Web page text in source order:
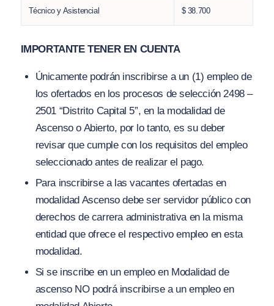
Técnico y Asistencial $ 38.700
IMPORTANTE TENER EN CUENTA
Únicamente podrán inscribirse a un (1) empleo de
los ofertados en los procesos de selección 2498 –
2501 “Distrito Capital 5”, en la modalidad de
Ascenso o Abierto, por lo tanto, es su deber
revisar que cumple con los requisitos del empleo
seleccionado antes de realizar el pago.
Para inscribirse a las vacantes ofertadas en
modalidad Ascenso debe ser servidor público con
derechos de carrera administrativa en la misma
entidad que ofrece el respectivo empleo en esta
modalidad.
Si se inscribe en un empleo en Modalidad de
ascenso NO podrá inscribirse a un empleo en